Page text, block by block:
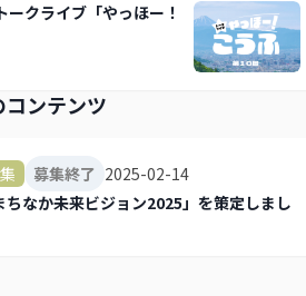
ークライブ「やっほー！
ンテンツ
募集終了 2025-02-14
ちなか未来ビジョン2025」を策定しまし